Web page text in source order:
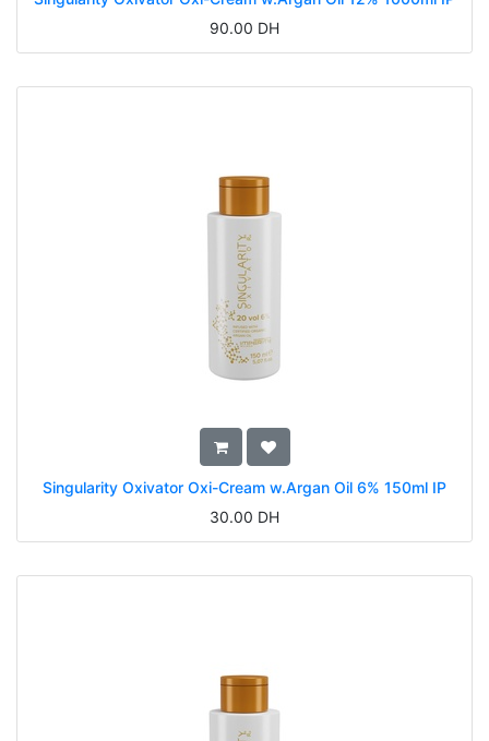
90.00 DH
Singularity Oxivator Oxi-Cream w.Argan Oil 6% 150ml IP
30.00 DH